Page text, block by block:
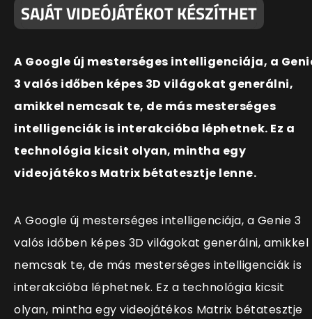
SAJÁT VIDEÓJÁTÉKOT KÉSZÍTHET
A Google új mesterséges intelligenciája, a
3 valós időben képes 3D világokat generálni,
amikkel nemcsak te, de más mesterséges
intelligenciák is interakcióba léphetnek. Ez a
technológia kicsit olyan, mintha egy
videojátékos Matrix bétatesztje lenne.
A Google új mesterséges intelligenciája, a Genie 3
valós időben képes 3D világokat generálni, amikkel
nemcsak te, de más mesterséges intelligenciák is
interakcióba léphetnek. Ez a technológia kicsit
olyan, mintha egy videojátékos Matrix bétatesztje